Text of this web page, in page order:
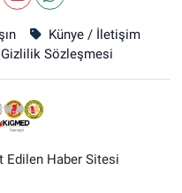
Künye / İletişim
Gizlilik Sözleşmesi
Edilen Haber Sitesi